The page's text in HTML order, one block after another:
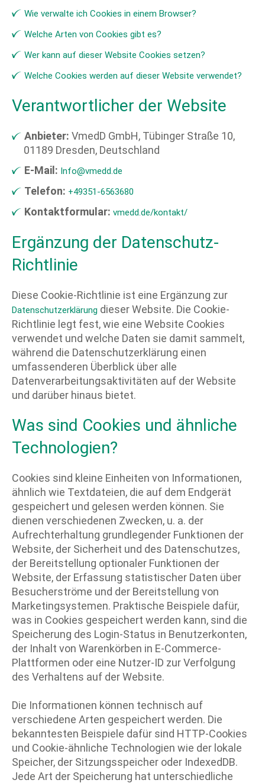
Wie verwalte ich Cookies in einem Browser?
Welche Arten von Cookies gibt es?
Wer kann auf dieser Website Cookies setzen?
Welche Cookies werden auf dieser Website verwendet?
Verantwortlicher der Website
Anbieter: VmedD GmbH, Tübinger Straße 10,
01189 Dresden, Deutschland
E-Mail: Info@vmedd.de
Telefon: +49351-6563680
Kontaktformular: vmedd.de/kontakt/
Ergänzung der Datenschutz-
Richtlinie
Diese Cookie-Richtlinie ist eine Ergänzung zur
Datenschutzerklärung dieser Website. Die Cookie-
Richtlinie legt fest, wie eine Website Cookies
verwendet und welche Daten sie damit sammelt,
während die Datenschutzerklärung einen
umfassenderen Überblick über alle
Datenverarbeitungsaktivitäten auf der Website
und darüber hinaus bietet.
Was sind Cookies und ähnliche
Technologien?
Cookies sind kleine Einheiten von Informationen,
ähnlich wie Textdateien, die auf dem Endgerät
gespeichert und gelesen werden können. Sie
dienen verschiedenen Zwecken, u. a. der
Aufrechterhaltung grundlegender Funktionen der
Website, der Sicherheit und des Datenschutzes,
der Bereitstellung optionaler Funktionen der
Website, der Erfassung statistischer Daten über
Besucherströme und der Bereitstellung von
Marketingsystemen. Praktische Beispiele dafür,
was in Cookies gespeichert werden kann, sind die
Speicherung des Login-Status in Benutzerkonten,
der Inhalt von Warenkörben in E-Commerce-
Plattformen oder eine Nutzer-ID zur Verfolgung
des Verhaltens auf der Website.
Die Informationen können technisch auf
verschiedene Arten gespeichert werden. Die
bekanntesten Beispiele dafür sind HTTP-Cookies
und Cookie-ähnliche Technologien wie der lokale
Speicher, der Sitzungsspeicher oder IndexedDB.
Jede Art der Speicherung hat unterschiedliche